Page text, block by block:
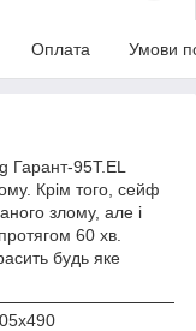
Оплата Умови
Гарант-95T.EL
Крім того, сейф
злому, але і
60 хв.
будь яке